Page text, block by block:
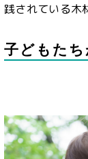
践されている木
子どもた